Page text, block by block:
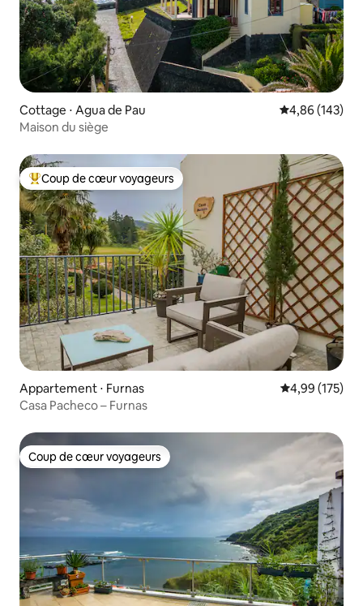
Cottage ⋅ Agua de Pau Évaluation
4,86 (143)
Maison du siège
Coups de cœur voyageurs les plus appréciés
Coup de cœur voyageurs
Appartement ⋅ Furnas Évaluation
4,99 (175)
Casa Pacheco – Furnas
Coup de cœur voyageurs
Coup de cœur voyageurs